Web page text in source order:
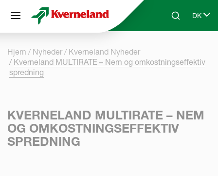
Skip to main contentSearchDK
Select
Hjem Nyheder
Kverneland Nyheder
Kverneland MULTIRATE – Nem og omkostningseffektiv
spredning
KVERNELAND MULTIRATE – NEM
OG OMKOSTNINGSEFFEKTIV
SPREDNING
CCookie-styringspanel